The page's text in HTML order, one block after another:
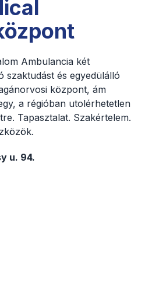
Ambulancia két
szaktudást és egyedülálló
központ, ám
a régióban utolérhetetlen
Tapasztalat. Szakértelem.
u. 94.